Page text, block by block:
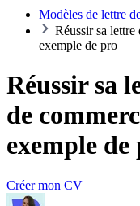
Modèles de lettre
Réussir sa
exemple de pro
Réussir sa
de
exemple de
Créer mon CV